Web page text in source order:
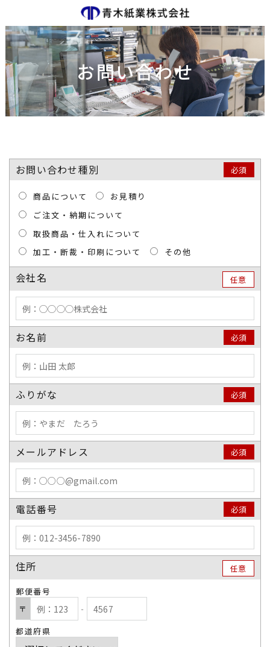
お問い合わせ
お問い合わせ種別 必須
商品について
お見積り
ご注文・納期について
取扱商品・仕入れについて
加工・断裁・印刷について
その他
会社名 任意
お名前 必須
ふりがな 必須
メールアドレス 必須
電話番号 必須
住所
任意
郵便番号
〒
‐
都道府県